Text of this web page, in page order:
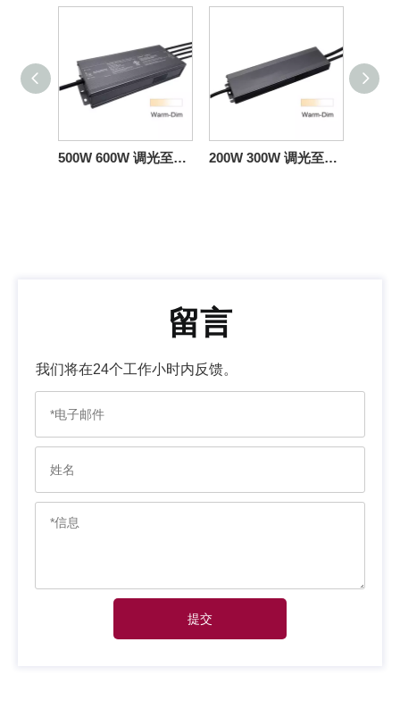
500W 600W 调光至暖可控硅调光电源 CV 12V 24V 36V 48V 直流输出 200W 300W 调光至温暖可控硅调光电源 CV 出售
留言
我们将在24个工作小时内反馈。
提交